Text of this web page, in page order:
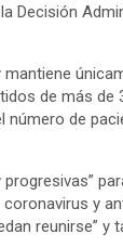
Decisión
de más de
número de
y
reunirse” y